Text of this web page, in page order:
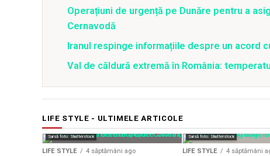
Operațiuni de urgență pe Dunăre pentru a
Cernavodă
Iranul respinge informațiile despre un acord
Val de căldură extremă în România:
LIFE STYLE - ULTIMELE ARTICOLE
Sursă foto: Shutterstock
LIFE STYLE 4 săptămâni ago
Sursă foto: Shutterstock
LIFE STYLE 4 săptămâni